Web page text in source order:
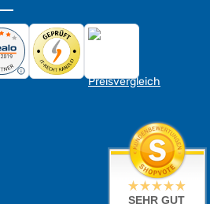
SEHR GUT